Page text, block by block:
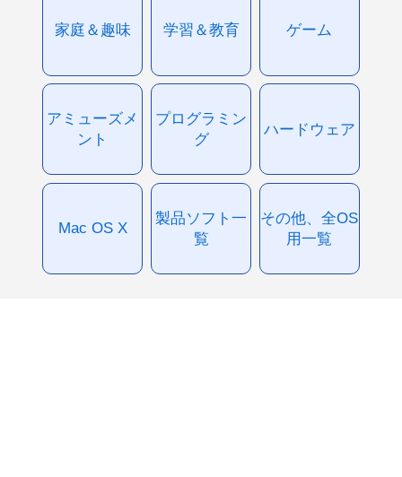
家庭＆趣味 学習＆教育 ゲーム
アミューズメ
ント
プログラミン
グ
ハードウェア
Mac OS X
製品ソフト一
覧
その他、全OS
用一覧